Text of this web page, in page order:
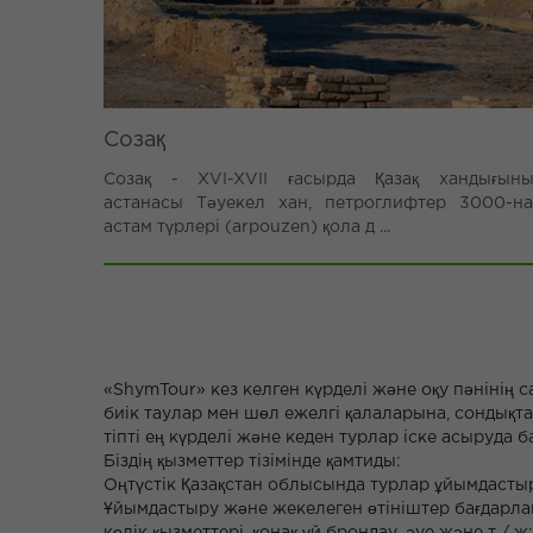
Созақ
Созақ - XVI-XVII ғасырда Қазақ
астанасы Тәуекел хан, петроглифтер 3000-
астам түрлері (arpouzen) қола д ...
«ShymTour» кез келген күрделі және оқу
биік таулар мен шөл ежелгі қалаларына,
тіпті ең күрделі және кеден турлар іске асыруда
Біздің қызметтер тізімінде қамтиды:
Оңтүстік Қазақстан облысында турлар
Ұйымдастыру және жекелеген өтініштер